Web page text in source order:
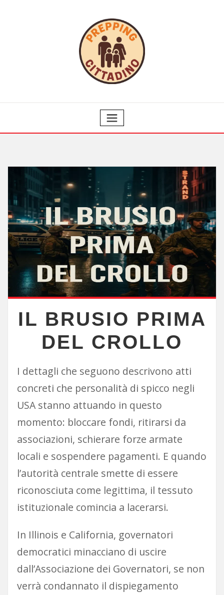
IL BRUSIO PRIMA
DEL CROLLO
I dettagli che seguono descrivono atti
concreti che personalità di spicco negli
USA stanno attuando in questo
momento: bloccare fondi, ritirarsi da
associazioni, schierare forze armate
locali e sospendere pagamenti. E quando
l’autorità centrale smette di essere
riconosciuta come legittima, il tessuto
istituzionale comincia a lacerarsi.
In Illinois e California, governatori
democratici minacciano di uscire
dall’Associazione dei Governatori, se non
verrà condannato il dispiegamento